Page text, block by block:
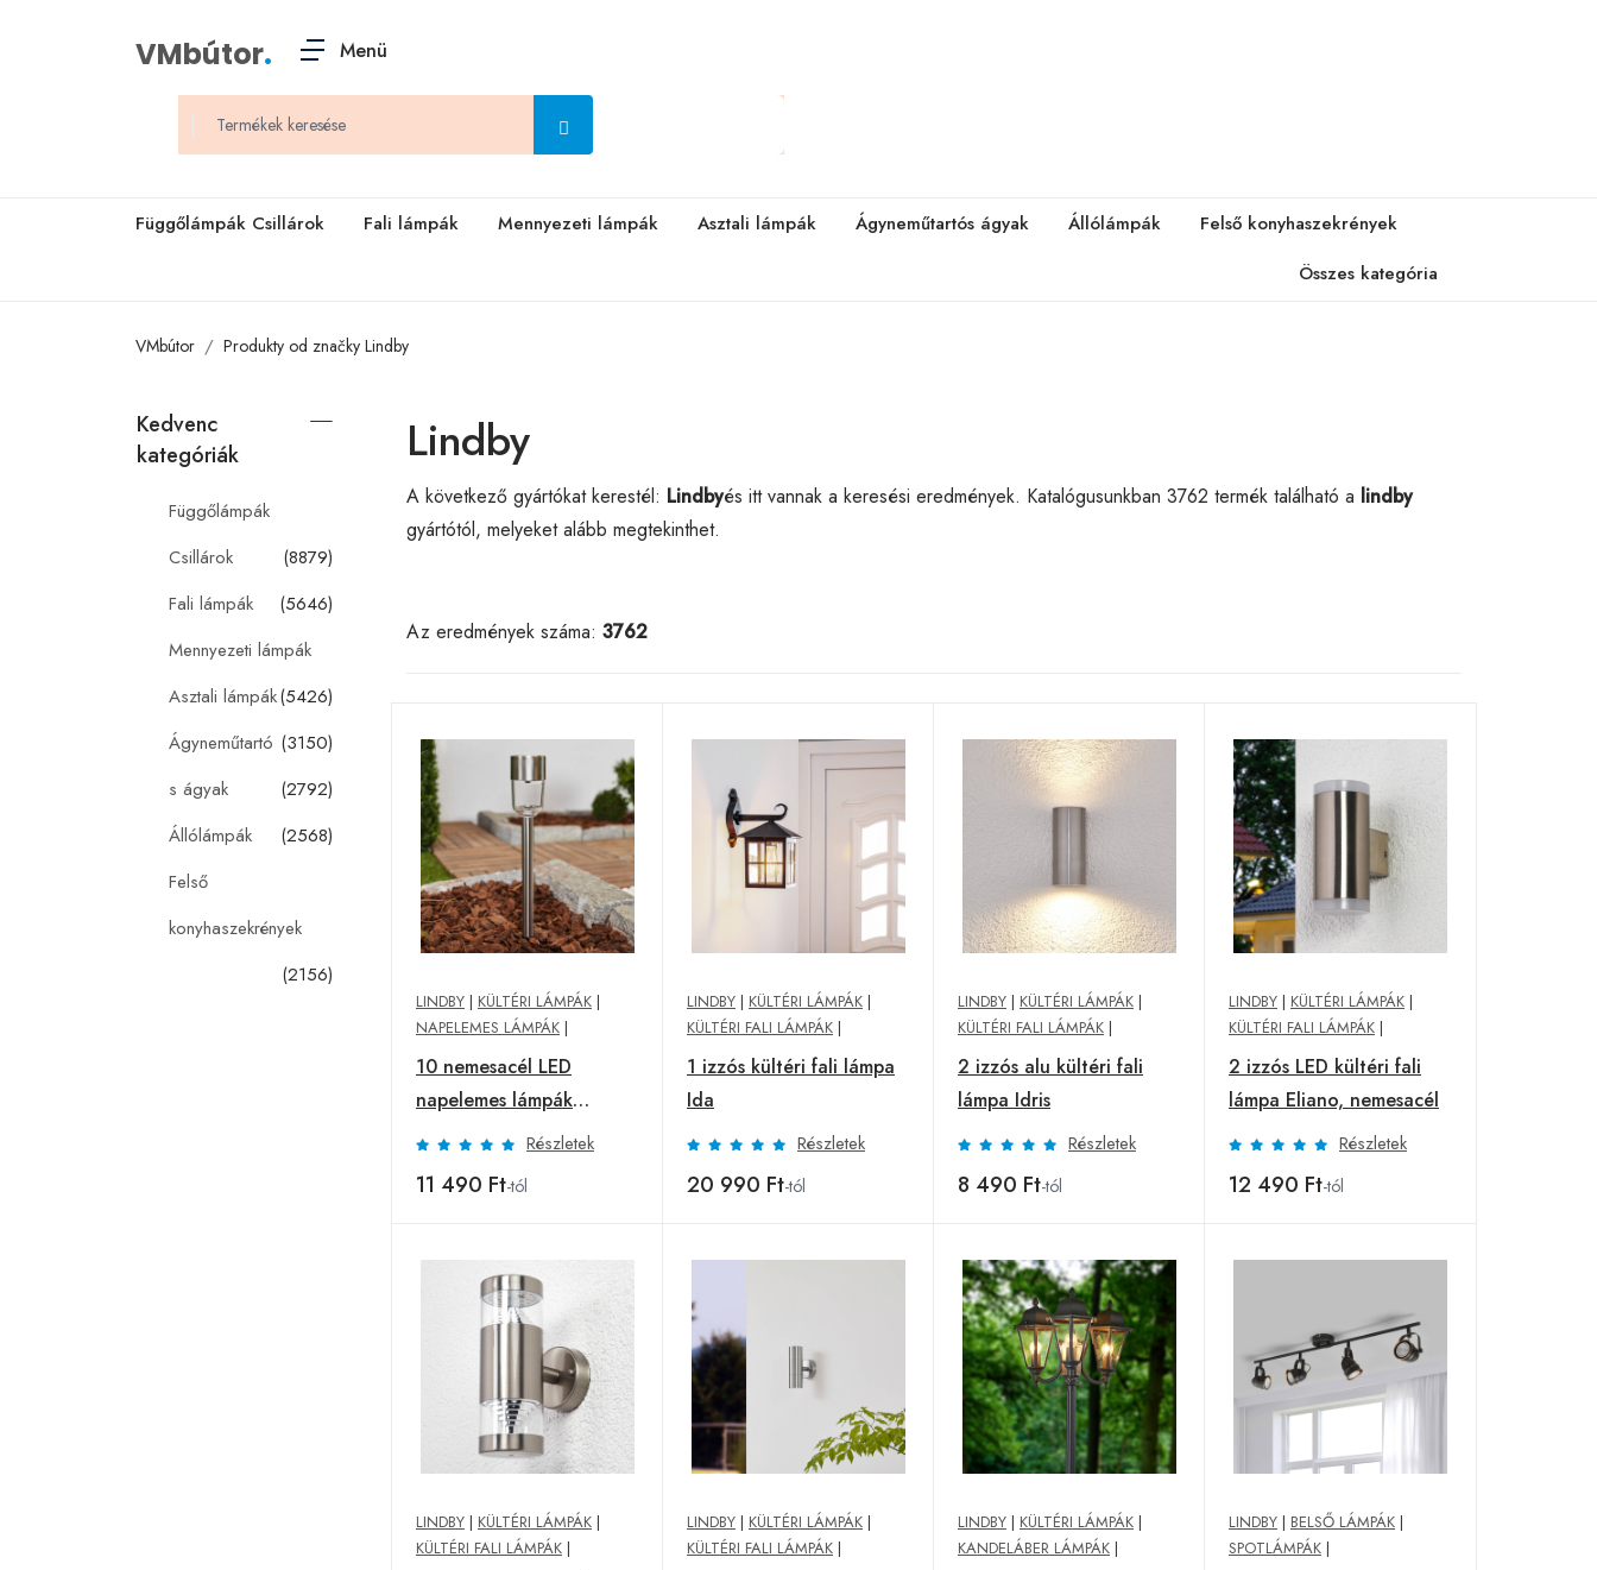
VMbútor. Menü
Függőlámpák Csillárok Fali lámpák Mennyezeti lámpák Asztali lámpák Ágyneműtartós ágyak Állólámpák
Felső konyhaszekrények
Összes kategória
VMbútor Produkty od značky Lindby
Kedvenc
kategóriák
Függőlámpák
Csillárok
(8879)
Fali lámpák
(5646)
Mennyezeti lámpák
(5426)
Asztali lámpák
(3150)
Ágyneműtartó
s ágyak
(2792)
Állólámpák
(2568)
Felső
konyhaszekrények
(2156)
Lindby
A következő gyártókat kerestél: Lindbyés itt vannak a keresési eredmények. Katalógusunkban 3762 termék található a lindby
gyártótól, melyeket alább megtekinthet.
Az eredmények száma: 3762
LINDBY | KÜLTÉRI LÁMPÁK |
NAPELEMES LÁMPÁK |
10 nemesacél LED
napelemes lámpák
Maarten
Részletek
11 490 Ft-tól
LINDBY | KÜLTÉRI LÁMPÁK |
KÜLTÉRI FALI LÁMPÁK |
1 izzós kültéri fali lámpa
Ida
Részletek
20 990 Ft-tól
LINDBY | KÜLTÉRI LÁMPÁK |
KÜLTÉRI FALI LÁMPÁK |
2 izzós alu kültéri fali
lámpa Idris
Részletek
8 490 Ft-tól
LINDBY | KÜLTÉRI LÁMPÁK |
KÜLTÉRI FALI LÁMPÁK |
2 izzós LED kültéri fali
lámpa Eliano, nemesacél
Részletek
12 490 Ft-tól
LINDBY | KÜLTÉRI LÁMPÁK |
KÜLTÉRI FALI LÁMPÁK |
LINDBY | KÜLTÉRI LÁMPÁK |
KÜLTÉRI FALI LÁMPÁK |
LINDBY | KÜLTÉRI LÁMPÁK |
KANDELÁBER LÁMPÁK |
LINDBY | BELSŐ LÁMPÁK |
SPOTLÁMPÁK |